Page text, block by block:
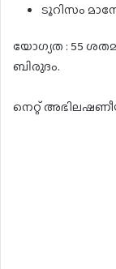
ടൂറിസം
യോഗ്യത : 55
ബിരുദം.
നെറ്റ്